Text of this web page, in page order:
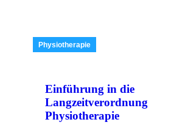
Physiotherapie
Einführung in die
Langzeitverordnung
Physiotherapie